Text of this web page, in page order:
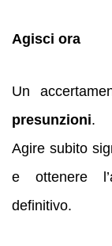
Agisci ora
Un
presunzioni.
Agire subito
e ottenere
definitivo.